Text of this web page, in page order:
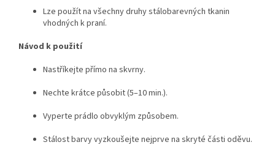
Lze použít na všechny druhy stálobarevných tkanin
vhodných k praní.
Návod k použití
Nastříkejte přímo na skvrny.
Nechte krátce působit (5–10 min.).
Vyperte prádlo obvyklým způsobem.
Stálost barvy vyzkoušejte nejprve na skryté části oděvu.